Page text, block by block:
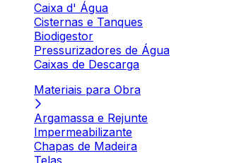
Caixa d' Água
Cisternas e Tanques
Biodigestor
Pressurizadores de Água
Caixas de Descarga
Materiais para Obra
Argamassa e Rejunte
Impermeabilizante
Chapas de Madeira
Telas